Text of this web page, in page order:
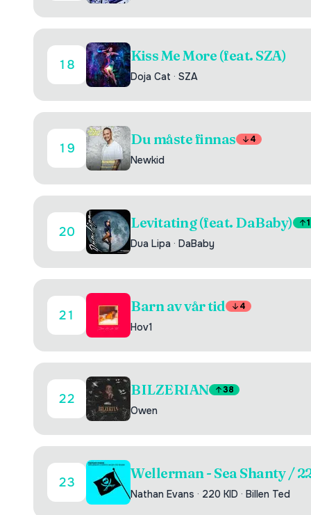
18
Kiss Me More (feat. SZA)
Doja Cat · SZA
19
Du måste finnas 4
Newkid
20
Levitating (feat. DaBaby) 1
Dua Lipa · DaBaby
21
Barn av vår tid 4
Hov1
22
BILZERIAN 38
Owen
23
Wellerman - Sea Shanty /
Nathan Evans · 220 KID · Billen Ted